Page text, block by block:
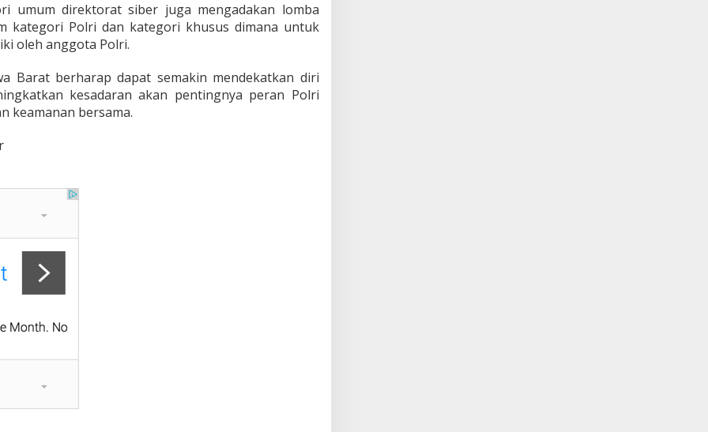
umum direktorat siber juga mengadakan lomba
kategori Polri dan kategori khusus dimana untuk
oleh anggota Polri.
Barat berharap dapat semakin mendekatkan diri
kesadaran akan pentingnya peran Polri
keamanan bersama.